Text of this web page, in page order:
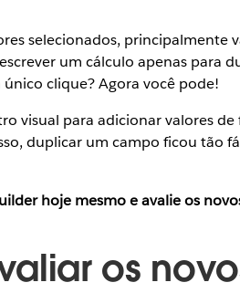
selecionados, principalmente
um cálculo apenas para
clique? Agora você pode!
visual para adicionar valores
duplicar um campo ficou tão
hoje mesmo e avalie os
os